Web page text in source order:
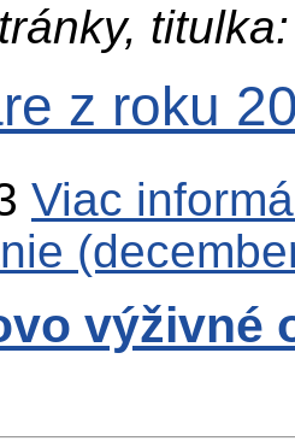
titulka:
z roku
Viac
výživné